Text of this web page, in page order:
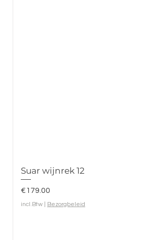
Suar wijnrek 12
Prijs
€179.00
incl.Btw Bezorgbeleid